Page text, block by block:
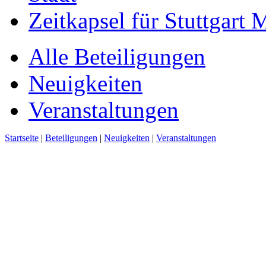
Zeitkapsel für Stuttgart
Alle Beteiligungen
Neuigkeiten
Veranstaltungen
Startseite | Beteiligungen | Neuigkeiten | Veranstaltungen